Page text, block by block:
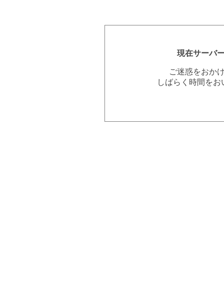
現在サーバ
ご迷惑をおか
しばらく時間を